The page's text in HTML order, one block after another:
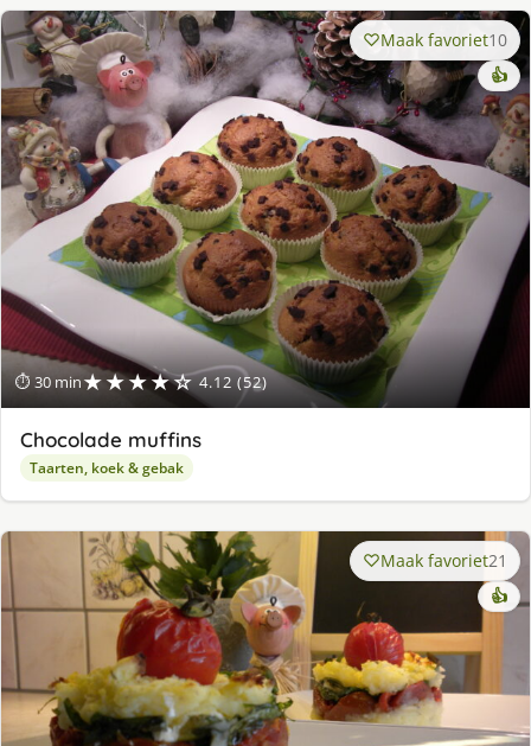
⏱ 30 min★★★★☆ 4.12 (52)
Maak favoriet10
👍
Chocolade muffins
Taarten, koek & gebak
Maak favoriet21
👍